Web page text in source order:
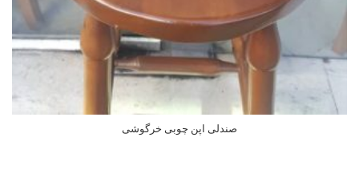
صندلی اپن چوبی خرگوشی
اطلاعات بیشتر